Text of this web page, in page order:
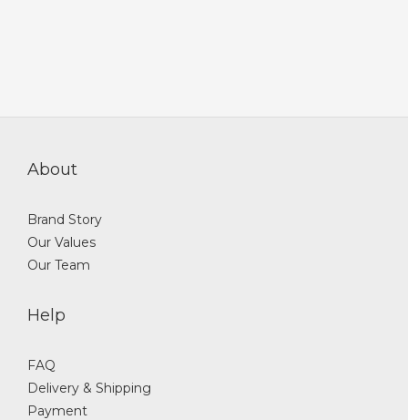
About
Brand Story
Our Values
Our Team
Help
FAQ
Delivery & Shipping
Payment